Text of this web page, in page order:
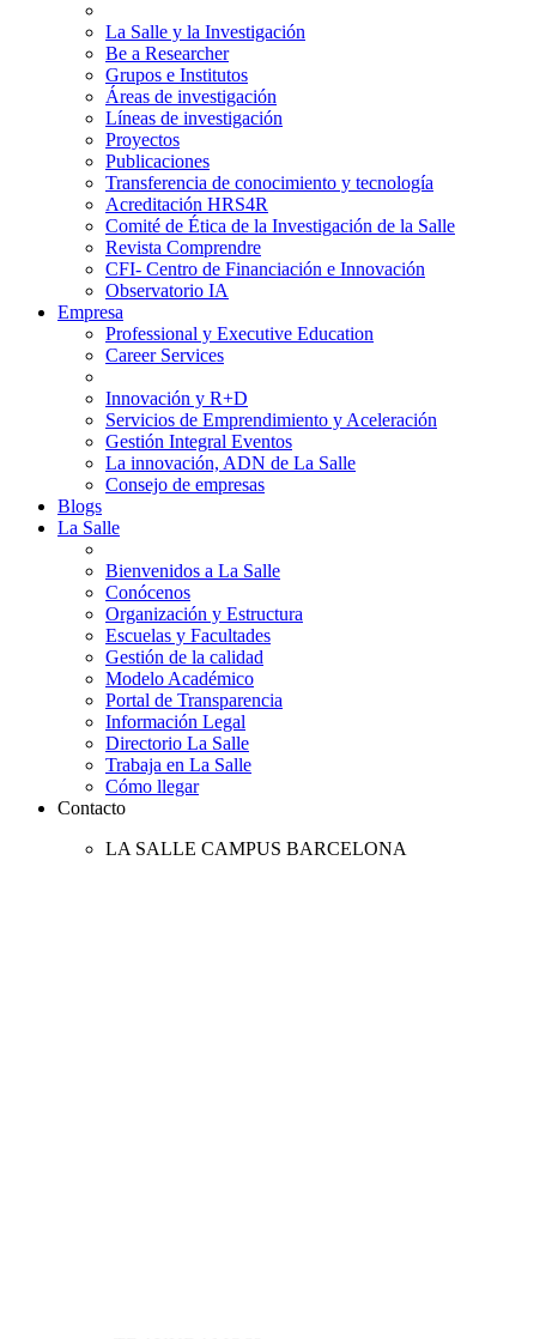
La Salle y la Investigación
Be a Researcher
Grupos e Institutos
Áreas de investigación
Líneas de investigación
Proyectos
Publicaciones
Transferencia de conocimiento y tecnología
Acreditación HRS4R
Comité de Ética de la Investigación de la Salle
Revista Comprendre
CFI- Centro de Financiación e Innovación
Observatorio IA
Empresa
Professional y Executive Education
Career Services
Innovación y R+D
Servicios de Emprendimiento y Aceleración
Gestión Integral Eventos
La innovación, ADN de La Salle
Consejo de empresas
Blogs
La Salle
Bienvenidos a La Salle
Conócenos
Organización y Estructura
Escuelas y Facultades
Gestión de la calidad
Modelo Académico
Portal de Transparencia
Información Legal
Directorio La Salle
Trabaja en La Salle
Cómo llegar
Contacto
LA SALLE CAMPUS BARCELONA